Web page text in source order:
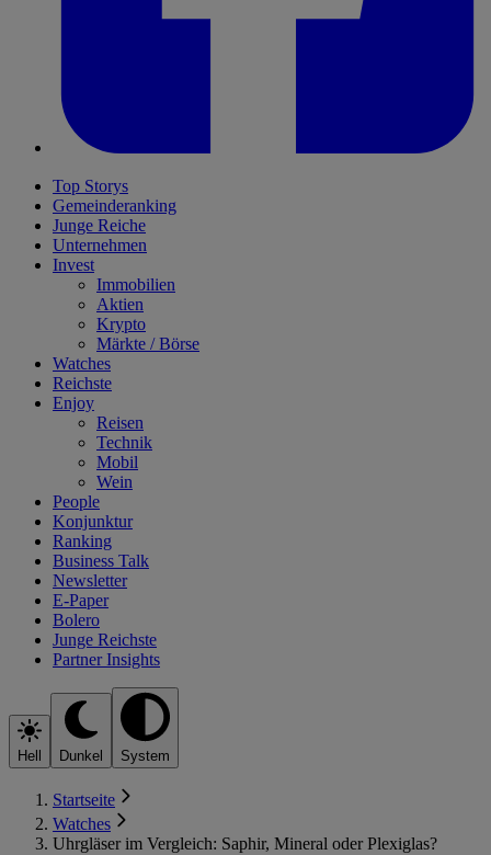
Top Storys
Gemeinderanking
Junge Reiche
Unternehmen
Invest
Immobilien
Aktien
Krypto
Märkte / Börse
Watches
Reichste
Enjoy
Reisen
Technik
Mobil
Wein
People
Konjunktur
Ranking
Business Talk
Newsletter
E-Paper
Bolero
Junge Reichste
Partner Insights
Hell Dunkel System
Startseite
Watches
Uhrgläser im Vergleich: Saphir, Mineral oder Plexiglas?